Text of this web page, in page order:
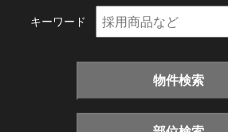
キーワード
物件検索